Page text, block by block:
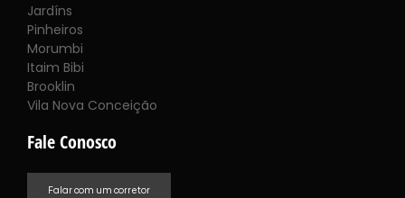
Jardíns
Pinheiros
Morumbi
Itaim Bibi
Brooklin
Vila Nova Conceição
Fale Conosco
Falar com um corretor